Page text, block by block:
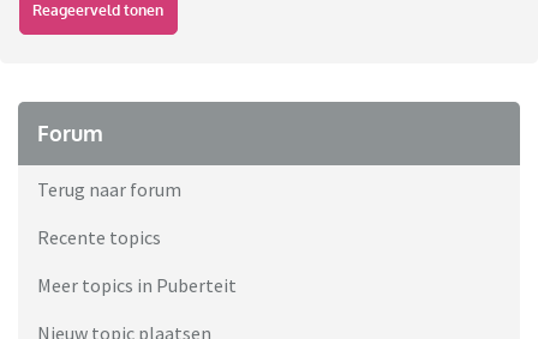
Reageerveld tonen
Forum
Terug naar forum
Recente topics
Meer topics in Puberteit
Nieuw topic plaatsen